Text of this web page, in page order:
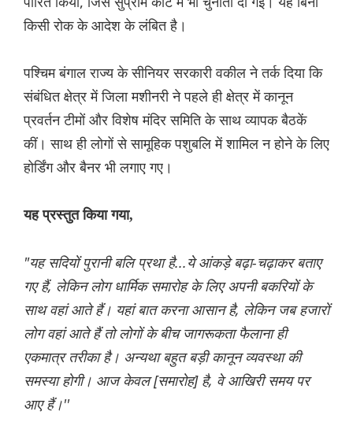
किसी रोक के आदेश के लंबित है।
पश्चिम बंगाल राज्य के सीनियर सरकारी वकील ने तर्क दिया कि
संबंधित क्षेत्र में जिला मशीनरी ने पहले ही क्षेत्र में कानून
प्रवर्तन टीमों और विशेष मंदिर समिति के साथ व्यापक बैठकें
कीं। साथ ही लोगों से सामूहिक पशुबलि में शामिल न होने के लिए
होर्डिंग और बैनर भी लगाए गए।
यह प्रस्तुत किया गया,
"यह सदियों पुरानी बलि प्रथा है...ये आंकड़े बढ़ा-चढ़ाकर बताए
गए हैं, लेकिन लोग धार्मिक समारोह के लिए अपनी बकरियों के
साथ वहां आते हैं। यहां बात करना आसान है, लेकिन जब हजारों
लोग वहां आते हैं तो लोगों के बीच जागरूकता फैलाना ही
एकमात्र तरीका है। अन्यथा बहुत बड़ी कानून व्यवस्था की
समस्या होगी। आज केवल [समारोह] है, वे आखिरी समय पर
आए हैं।''